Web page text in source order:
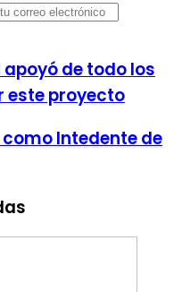
apoyó de todo los
este proyecto
Intedente de